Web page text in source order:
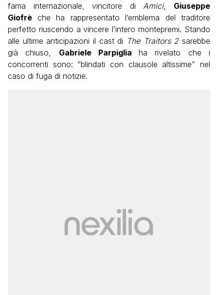
fama internazionale, vincitore diAmici, Giuseppe
Giofrè che ha rappresentato l’emblema del traditore
perfetto riuscendo a vincere l’intero montepremi. Stando
alle ultime anticipazioni il cast di The Traitors 2 sarebbe
già chiuso, Gabriele Parpigliaha rivelato che i
concorrenti sono: “blindati con clausole altissime” nel
caso di fuga di notizie.